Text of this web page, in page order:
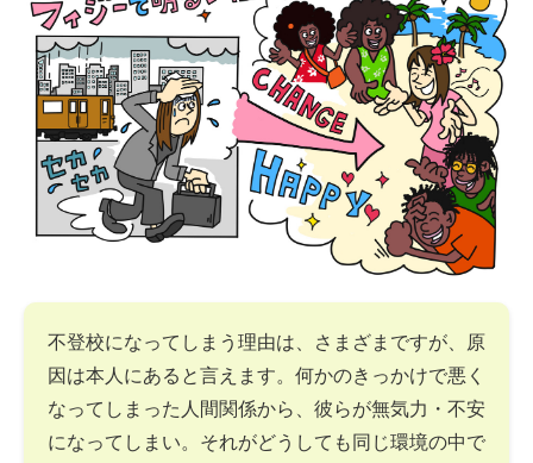
不登校になってしまう理由は、さまざまですが、原
因は本人にあると言えます。何かのきっかけで悪く
なってしまった人間関係から、彼らが無気力・不安
になってしまい。それがどうしても同じ環境の中で